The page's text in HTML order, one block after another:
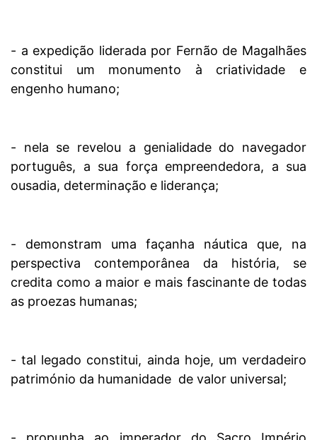
- a expedição liderada por Fernão de Magalhães
constitui um monumento à criatividade e
engenho humano;
- nela se revelou a genialidade do navegador
português, a sua força empreendedora, a sua
ousadia, determinação e liderança;
- demonstram uma façanha náutica que, na
perspectiva contemporânea da história, se
credita como a maior e mais fascinante de todas
as proezas humanas;
- tal legado constitui, ainda hoje, um verdadeiro
património da humanidade de valor universal;